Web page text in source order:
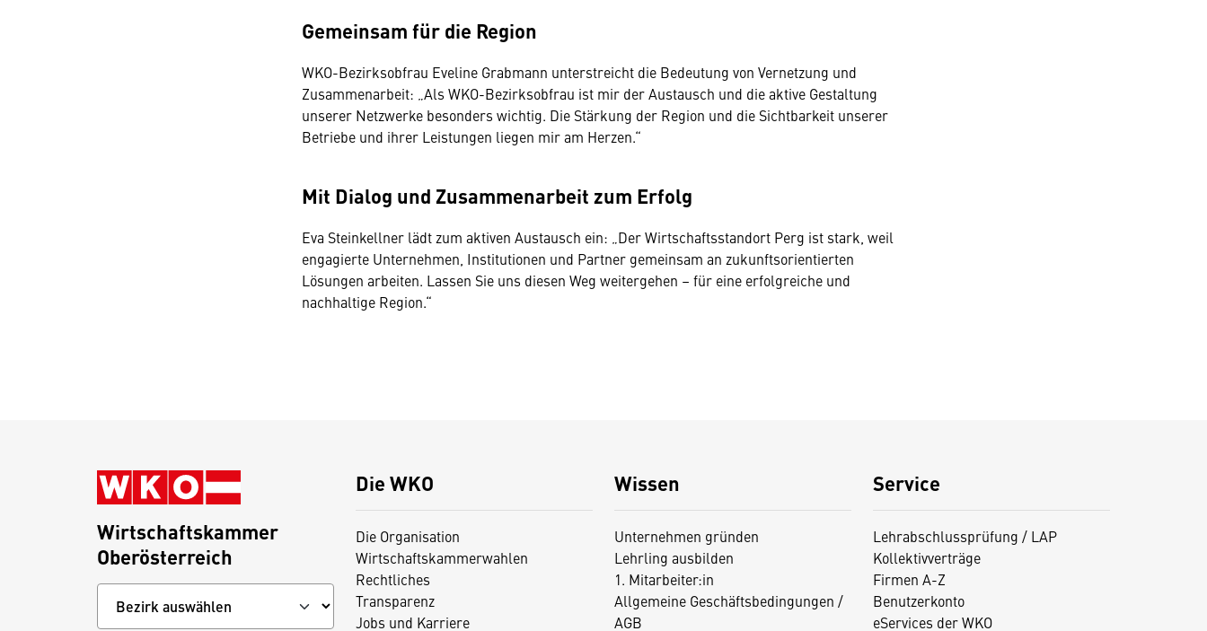
Gemeinsam für die Region
WKO-Bezirksobfrau Eveline Grabmann unterstreicht die Bedeutung von Vernetzung und
Zusammenarbeit: „Als WKO-Bezirksobfrau ist mir der Austausch und die aktive Gestaltung
unserer Netzwerke besonders wichtig. Die Stärkung der Region und die Sichtbarkeit unserer
Betriebe und ihrer Leistungen liegen mir am Herzen.“
Mit Dialog und Zusammenarbeit zum Erfolg
Eva Steinkellner lädt zum aktiven Austausch ein: „Der Wirtschaftsstandort Perg ist stark, weil
engagierte Unternehmen, Institutionen und Partner gemeinsam an zukunftsorientierten
Lösungen arbeiten. Lassen Sie uns diesen Weg weitergehen – für eine erfolgreiche und
nachhaltige Region.“
Die WKO
Die Organisation
Wirtschaftskammerwahlen
Rechtliches
Transparenz
Jobs und Karriere
Wissen
Unternehmen gründen
Lehrling ausbilden
1. Mitarbeiter:in
Allgemeine Geschäftsbedingungen /
AGB
Service
Lehrabschlussprüfung / LAP
Kollektivverträge
Firmen A-Z
Benutzerkonto
eServices der WKO
Wirtschaftskammer
Oberösterreich